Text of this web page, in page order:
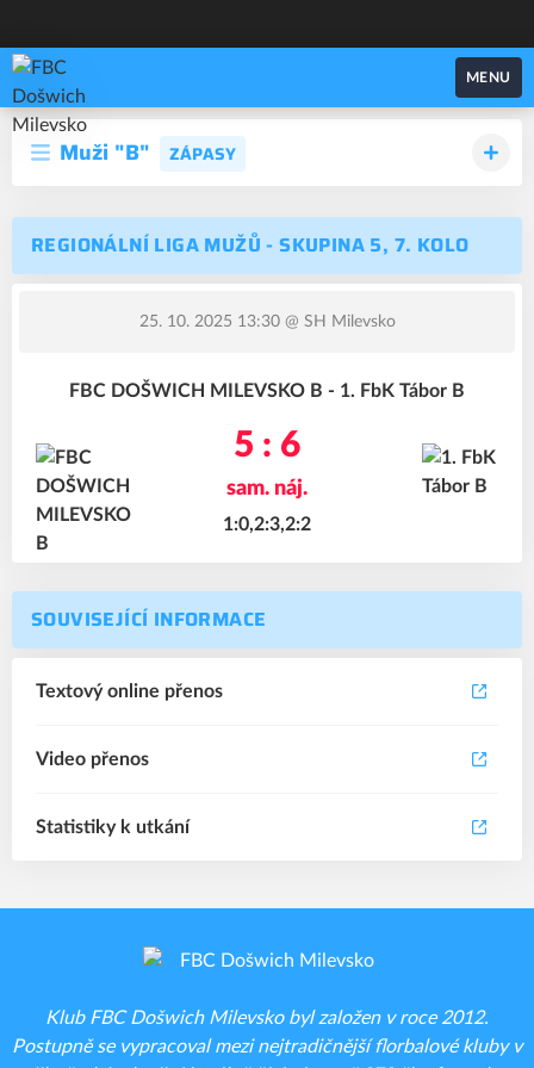
FBC Došwich Milevsko
MENU
Muži "B" ZÁPASY
REGIONÁLNÍ LIGA MUŽŮ - SKUPINA 5, 7. KOLO
25. 10. 2025 13:30@ SH Milevsko
FBC DOŠWICH MILEVSKO B - 1. FbK Tábor B
5 : 6
sam. náj.
1:0,2:3,2:2
SOUVISEJÍCÍ INFORMACE
Textový online přenos
Video přenos
Statistiky k utkání
Klub FBC Došwich Milevsko byl založen v roce 2012.
Postupně se vypracoval mezi nejtradičnější florbalové kluby v